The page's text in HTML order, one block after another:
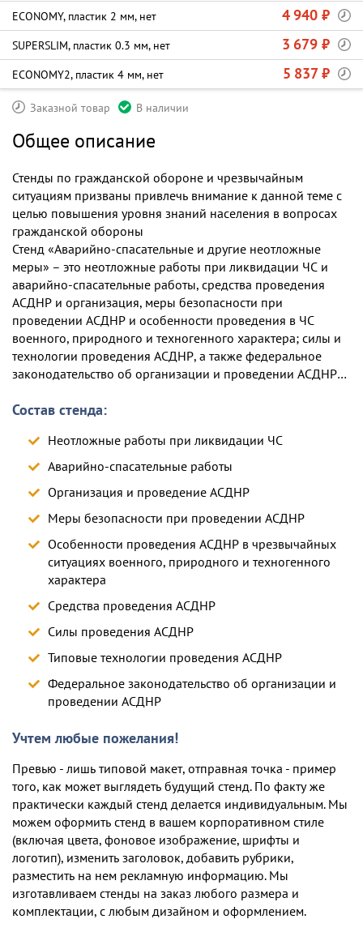
ECONOMY, пластик 2 мм, нет 4 940 ₽
SUPERSLIM, пластик 0.3 мм, нет 3 679 ₽
ECONOMY2, пластик 4 мм, нет 5 837 ₽
Заказной товар В наличии
Общее описание
Стенды по гражданской обороне и чрезвычайным
ситуациям призваны привлечь внимание к данной теме с
целью повышения уровня знаний населения в вопросах
гражданской обороны
Стенд «Аварийно-спасательные и другие неотложные
меры» – это неотложные работы при ликвидации ЧС и
аварийно-спасательные работы, средства проведения
АСДНР и организация, меры безопасности при
проведении АСДНР и особенности проведения в ЧС
военного, природного и техногенного характера; силы и
технологии проведения АСДНР, а также федеральное
законодательство об организации и проведении АСДНР…
Состав стенда:
Неотложные работы при ликвидации ЧС
Аварийно-спасательные работы
Организация и проведение АСДНР
Меры безопасности при проведении АСДНР
Особенности проведения АСДНР в чрезвычайных
ситуациях военного, природного и техногенного
характера
Средства проведения АСДНР
Силы проведения АСДНР
Типовые технологии проведения АСДНР
Федеральное законодательство об организации и
проведении АСДНР
Учтем любые пожелания!
Превью - лишь типовой макет, отправная точка - пример
того, как может выглядеть будущий стенд. По факту же
практически каждый стенд делается индивидуальным. Мы
можем оформить стенд в вашем корпоративном стиле
(включая цвета, фоновое изображение, шрифты и
логотип), изменить заголовок, добавить рубрики,
разместить на нем рекламную информацию. Мы
изготавливаем стенды на заказ любого размера и
комплектации, c любым дизайном и оформлением.